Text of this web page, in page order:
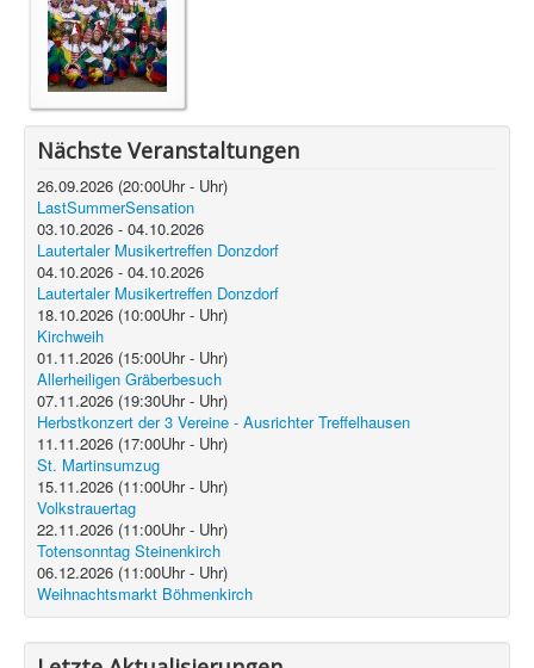
Nächste Veranstaltungen
26.09.2026 (20:00Uhr - Uhr)
LastSummerSensation
03.10.2026 - 04.10.2026
Lautertaler Musikertreffen Donzdorf
04.10.2026 - 04.10.2026
Lautertaler Musikertreffen Donzdorf
18.10.2026 (10:00Uhr - Uhr)
Kirchweih
01.11.2026 (15:00Uhr - Uhr)
Allerheiligen Gräberbesuch
07.11.2026 (19:30Uhr - Uhr)
Herbstkonzert der 3 Vereine - Ausrichter Treffelhausen
11.11.2026 (17:00Uhr - Uhr)
St. Martinsumzug
15.11.2026 (11:00Uhr - Uhr)
Volkstrauertag
22.11.2026 (11:00Uhr - Uhr)
Totensonntag Steinenkirch
06.12.2026 (11:00Uhr - Uhr)
Weihnachtsmarkt Böhmenkirch